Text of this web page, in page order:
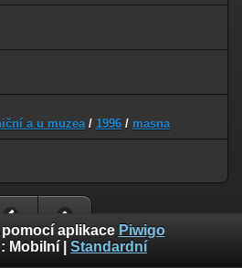
a u muzea / 1996 / masna
aplikace Piwigo
Mobilní Standardní